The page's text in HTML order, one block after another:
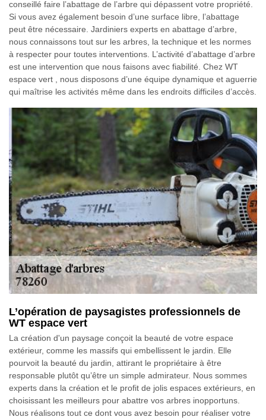
conseillé faire l’abattage de l’arbre qui dépassent votre propriété.
Si vous avez également besoin d’une surface libre, l’abattage
peut être nécessaire. Jardiniers experts en abattage d’arbre,
nous connaissons tout sur les arbres, la technique et les normes
à respecter pour toutes interventions. L’activité d’abattage d’arbre
est une intervention que nous faisons avec fiabilité. Chez WT
espace vert , nous disposons d’une équipe dynamique et aguerrie
qui maîtrise les activités même dans les endroits difficiles d’accès.
L’opération de paysagistes professionnels de
WT espace vert
La création d'un paysage conçoit la beauté de votre espace
extérieur, comme les massifs qui embellissent le jardin. Elle
pourvoit la beauté du jardin, attirant le propriétaire à être
responsable plutôt qu’être un simple admirateur. Nous sommes
experts dans la création et le profit de jolis espaces extérieurs, en
choisissant les meilleurs pour abattre vos arbres inopportuns.
Nous réalisons tout ce dont vous avez besoin pour réaliser votre